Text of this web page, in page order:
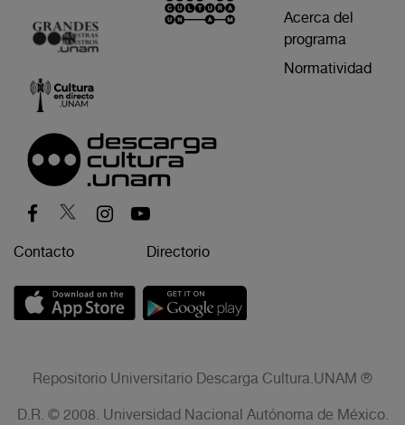
Acerca del
programa
Normatividad
Contacto Directorio
Repositorio Universitario Descarga Cultura.UNAM ®
D.R. © 2008. Universidad Nacional Autónoma de México.